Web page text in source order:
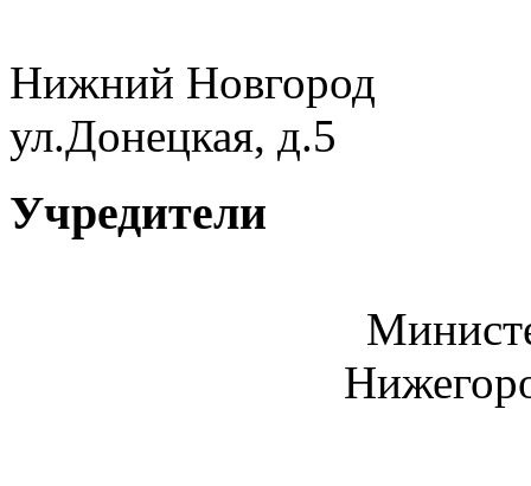
Нижний Новгород
ул.Донецкая, д.5
Учредители